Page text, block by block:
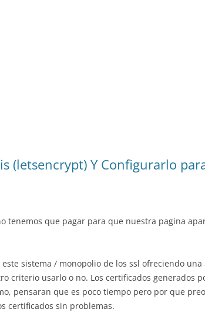
(letsencrypt) Y Configurarlo
tenemos que pagar para que nuestra pagina
sistema / monopolio de los ssl ofreciendo
criterio usarlo o no. Los certificados generados
pensaran que es poco tiempo pero por que
certificados sin problemas.